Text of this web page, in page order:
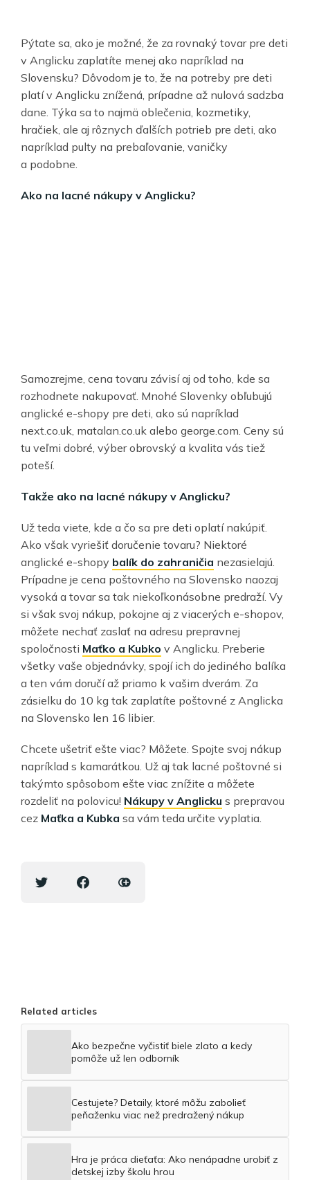
Pýtate sa, ako je možné, že za rovnaký tovar pre deti
v Anglicku zaplatíte menej ako napríklad na
Slovensku? Dôvodom je to, že na potreby pre deti
platí v Anglicku znížená, prípadne až nulová sadzba
dane. Týka sa to najmä oblečenia, kozmetiky,
hračiek, ale aj rôznych ďalších potrieb pre deti, ako
napríklad pulty na prebaľovanie, vaničky
a podobne.
Ako na lacné nákupy v Anglicku?
Samozrejme, cena tovaru závisí aj od toho, kde sa
rozhodnete nakupovať. Mnohé Slovenky obľubujú
anglické e-shopy pre deti, ako sú napríklad
next.co.uk, matalan.co.uk alebo george.com. Ceny sú
tu veľmi dobré, výber obrovský a kvalita vás tiež
poteší.
Takže ako na lacné nákupy v Anglicku?
Už teda viete, kde a čo sa pre deti oplatí nakúpiť.
Ako však vyriešiť doručenie tovaru? Niektoré
anglické e-shopy balík do zahraničia nezasielajú.
Prípadne je cena poštovného na Slovensko naozaj
vysoká a tovar sa tak niekoľkonásobne predraží. Vy
si však svoj nákup, pokojne aj z viacerých e-shopov,
môžete nechať zaslať na adresu prepravnej
spoločnosti Maťko a Kubko v Anglicku. Preberie
všetky vaše objednávky, spojí ich do jediného balíka
a ten vám doručí až priamo k vašim dverám. Za
zásielku do 10 kg tak zaplatíte poštovné z Anglicka
na Slovensko len 16 libier.
Chcete ušetriť ešte viac? Môžete. Spojte svoj nákup
napríklad s kamarátkou. Už aj tak lacné poštovné si
takýmto spôsobom ešte viac znížite a môžete
rozdeliť na polovicu! Nákupy v Anglicku s prepravou
cez Maťka a Kubka sa vám teda určite vyplatia.
Related articles
Ako bezpečne vyčistiť biele zlato a kedy
pomôže už len odborník
Cestujete? Detaily, ktoré môžu zabolieť
peňaženku viac než predražený nákup
Hra je práca dieťaťa: Ako nenápadne urobiť z
detskej izby školu hrou